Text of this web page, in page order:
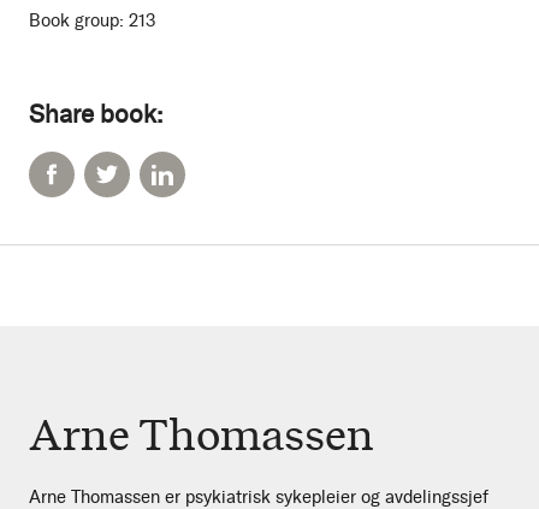
Share book:
Book group: 213
Arne Thomassen
Arne Thomassen er psykiatrisk sykepleier og avdelingssjef